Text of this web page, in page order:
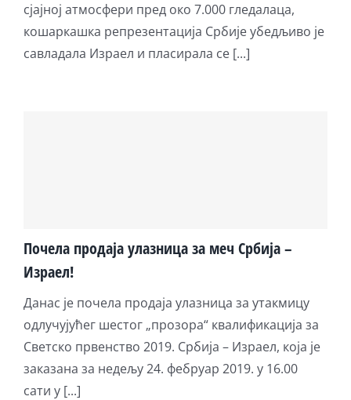
сјајној атмосфери пред око 7.000 гледалаца,
кошаркашка репрезентација Србије убедљиво је
савладала Израел и пласирала се [...]
Почела продаја улазница за меч Србија –
Израел!
Данас је почела продаја улазница за утакмицу
одлучујућег шестог „прозора“ квалификација за
Светско првенство 2019. Србија – Израел, која је
заказана за недељу 24. фебруар 2019. у 16.00
сати у [...]